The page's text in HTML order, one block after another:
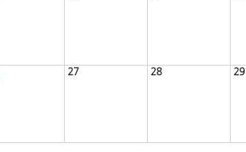
27 28 29